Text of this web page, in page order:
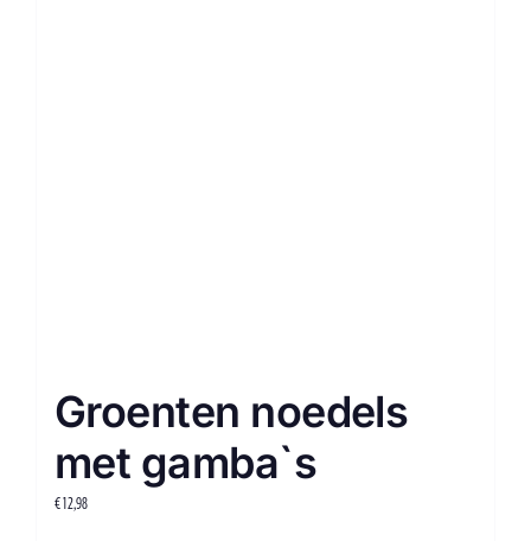
Groenten noedels
met gamba`s
€12,98